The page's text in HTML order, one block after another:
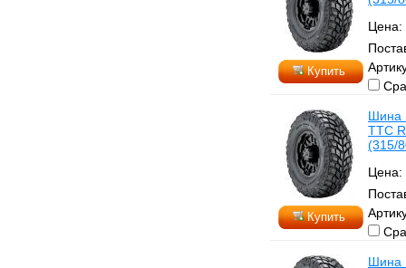
Купить
Цена:
Купить
Шина
TTC
(315/
Цена:
Шина